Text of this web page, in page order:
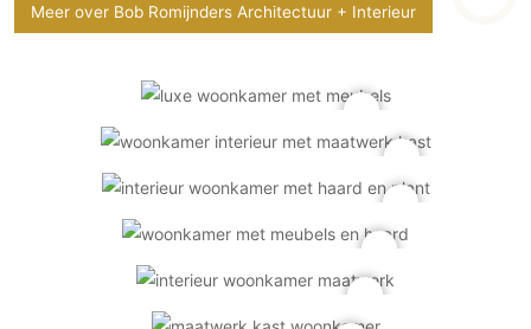
Meubelbeslag
Beton Ciré vloeren
PVC vloeren
Gietvloeren
Natuursteen en keramiek vloeren
Meer over Bob Romijnders Architectuur + Interieur